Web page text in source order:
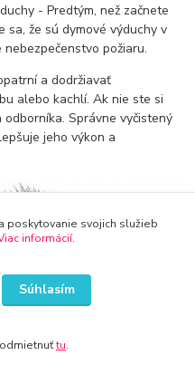
- Predtým, než začnete
že sú dymové výduchy v
požiaru.
a dodržiavať
alebo kachlí. Ak nie ste si
Správne vyčistený
jeho výkon a
poskytovanie svojich služieb
informácií.
Súhlasím
tu.